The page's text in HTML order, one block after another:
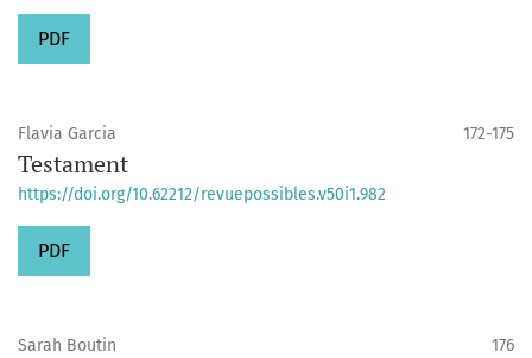
PDF
Flavia Garcia 172-175
Testament
https://doi.org/10.62212/revuepossibles.v50i1.982
PDF
Sarah Boutin 176